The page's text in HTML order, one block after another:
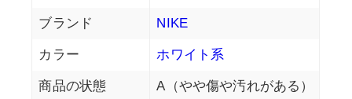
ブランド NIKE
カラー ホワイト系
商品の状態 A（やや傷や汚れがある）